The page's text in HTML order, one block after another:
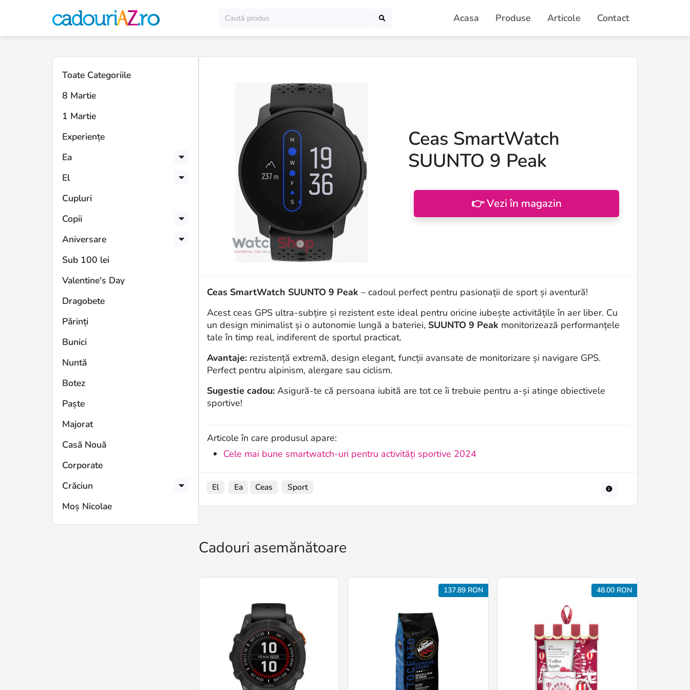
Acasa Produse Articole Contact
Toate Categoriile
8 Martie
1 Martie
Experiențe
Ea
El
Cupluri
Copii
Aniversare
Sub 100 lei
Valentine's Day
Dragobete
Părinți
Bunici
Nuntă
Botez
Paște
Majorat
Casă Nouă
Corporate
Crăciun
Moș Nicolae
Ceas SmartWatch
SUUNTO 9 Peak
👉 Vezi în magazin
Ceas SmartWatch SUUNTO 9 Peak – cadoul perfect pentru pasionații de sport și aventură!
Acest ceas GPS ultra-subțire și rezistent este ideal pentru oricine iubește activitățile în aer liber. Cu
un design minimalist și o autonomie lungă a bateriei, SUUNTO 9 Peak monitorizează performanțele
tale în timp real, indiferent de sportul practicat.
Avantaje: rezistență extremă, design elegant, funcții avansate de monitorizare și navigare GPS.
Perfect pentru alpinism, alergare sau ciclism.
Sugestie cadou: Asigură-te că persoana iubită are tot ce îi trebuie pentru a-și atinge obiectivele
sportive!
Articole în care produsul apare:
Cele mai bune smartwatch-uri pentru activități sportive 2024
El Ea Ceas Sport
Cadouri asemănătoare
137.89 RON 48.00 RON